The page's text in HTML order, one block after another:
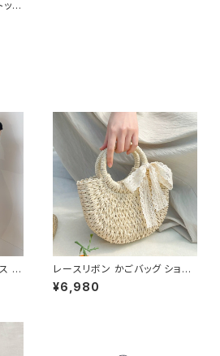
プ
ス
春
ワ
ン
ド
ン
レースリボン かごバッグ ショル
ダーバッグ レディース 韓国風
春夏 ナチュラルスタイル リゾー
¥6,980